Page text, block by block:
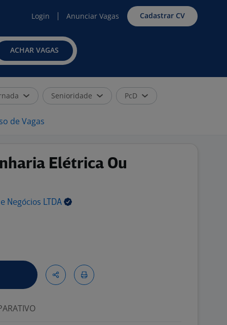
Login Anunciar Vagas Cadastrar CV
ACHAR VAGAS
Senioridade PcD
de Vagas
Elétrica Ou
Negócios LTDA